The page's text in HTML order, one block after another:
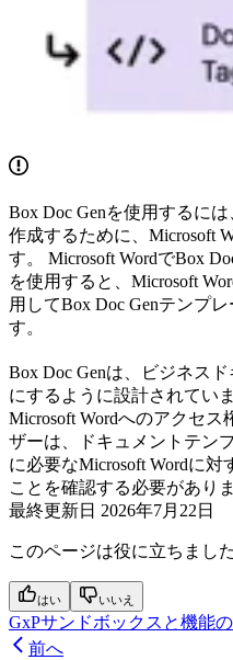
Box Doc Genを使用するに
作成するために、Microsoft
す。 Microsoft WordでBox
を使用すると、Microsoft
用してBox Doc Genテンプ
す。
Box Doc Genは、ビジネス
にするように設計されてい
Microsoft Wordへのアクセ
ザーは、ドキュメントテン
に必要なMicrosoft Wordに
ことを確認する必要がありま
最終更新日 2026年7月22日
このページは役に立ちまし
はい いいえ
GxPサンドボックスと機能
前へ